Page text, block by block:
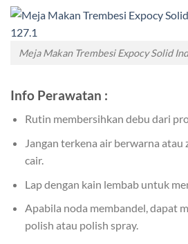
Meja Makan Trembesi Expocy Solid
Info Perawatan :
Rutin membersihkan debu dari
Jangan terkena air berwarna
cair.
Lap dengan kain lembab untuk
Apabila noda membandel, dapat
polish atau polish spray.